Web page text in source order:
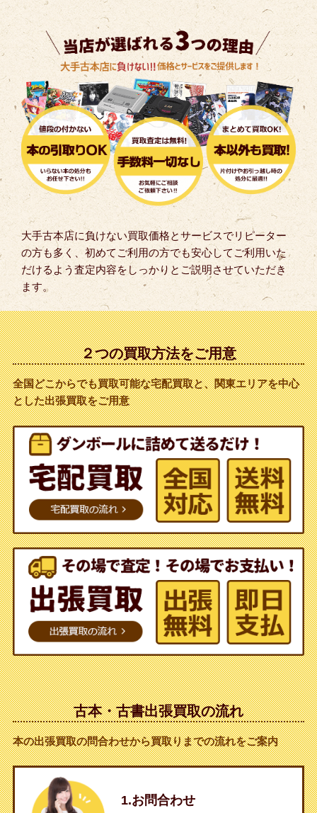
大手古本店に負けない買取価格とサービスでリピーター
の方も多く、初めてご利用の方でも安心してご利用いた
だけるよう査定内容をしっかりとご説明させていただき
ます。
２つの買取方法をご用意
全国どこからでも買取可能な宅配買取と、関東エリアを中心
とした出張買取をご用意
古本・古書出張買取の流れ
本の出張買取の問合わせから買取りまでの流れをご案内
1.お問合わせ